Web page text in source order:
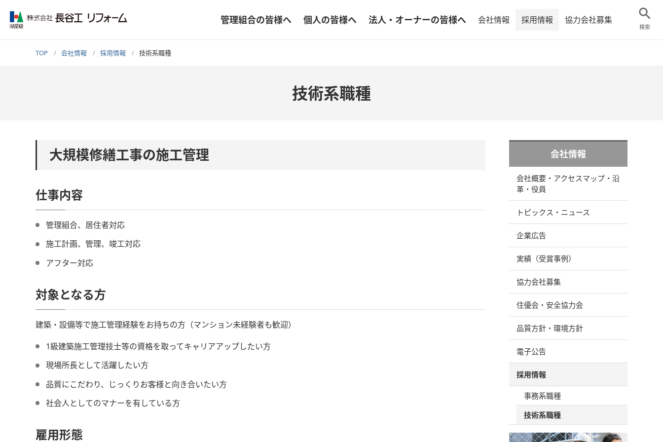
管理組合の皆様へ 個人の皆様へ 法人・オーナーの皆様へ 会社情報 採用情報 協力会社募集
検索
TOP 会社情報 採用情報 技術系職種
技術系職種
大規模修繕工事の施工管理
仕事内容
管理組合、居住者対応
施工計画、管理、竣工対応
アフター対応
対象となる方
建築・設備等で施工管理経験をお持ちの方（マンション未経験者も歓迎）
1級建築施工管理技士等の資格を取ってキャリアアップしたい方
現場所長として活躍したい方
品質にこだわり、じっくりお客様と向き合いたい方
社会人としてのマナーを有している方
雇用形態
会社情報
会社概要・アクセスマップ・沿
革・役員
トピックス・ニュース
企業広告
実績（受賞事例）
協力会社募集
住優会・安全協力会
品質方針・環境方針
電子公告
採用情報
事務系職種
技術系職種